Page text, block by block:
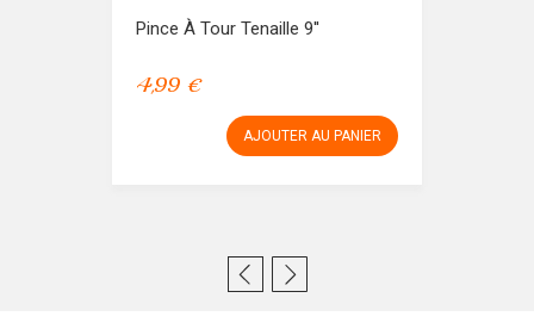
Pince À Tour Tenaille 9''
4,99 €
AJOUTER AU PANIER